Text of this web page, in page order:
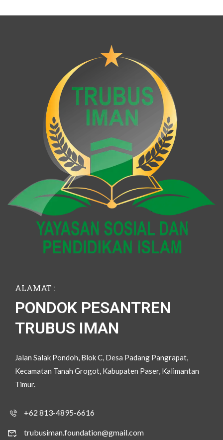
ALAMAT :
PONDOK PESANTREN
TRUBUS IMAN
Jalan Salak Pondoh, Blok C, Desa Padang Pangrapat,
Kecamatan Tanah Grogot, Kabupaten Paser, Kalimantan
Timur.
+62 813-4895-6616
trubusiman.foundation@gmail.com